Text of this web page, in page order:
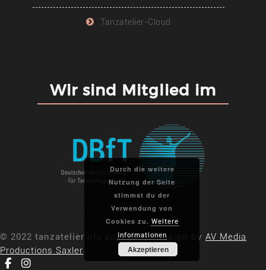
Tanzatelier-Cloud
Wir sind Mitglied im
© 2022 tanzatelier ute scheller // Design by AV Media
Productions Saxler
Durch die weitere
Nutzung der Seite
stimmst du der
Verwendung von
Cookies zu. Weitere
Informationen
Akzeptieren